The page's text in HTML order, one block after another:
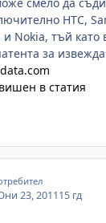
HTC,
Nokia, тъй като
за
в статия
23, 201115 гд